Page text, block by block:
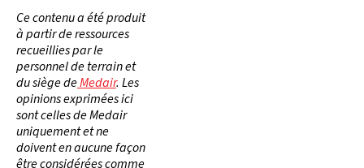
Ce contenu a été produit
à partir de ressources
recueillies par le
personnel de terrain et
du siège deMedair. Les
opinions exprimées ici
sont celles de Medair
uniquement et ne
doivent en aucune façon
être considérées comme